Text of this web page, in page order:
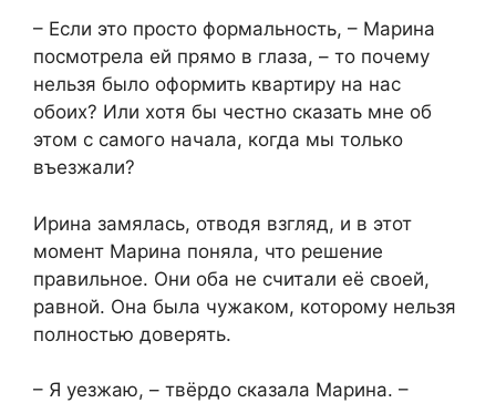
– Если это просто формальность, – Марина
посмотрела ей прямо в глаза, – то почему
нельзя было оформить квартиру на нас
обоих? Или хотя бы честно сказать мне об
этом с самого начала, когда мы только
въезжали?
Ирина замялась, отводя взгляд, и в этот
момент Марина поняла, что решение
правильное. Они оба не считали её своей,
равной. Она была чужаком, которому нельзя
полностью доверять.
– Я уезжаю, – твёрдо сказала Марина. –